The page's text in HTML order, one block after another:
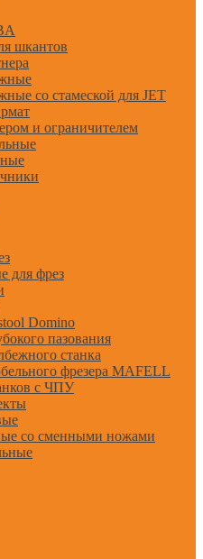
шкантов
со стамеской для JET
и ограничителем
для фрез
Domino
пазования
станка
фрезера MAFELL
с ЧПУ
со сменными ножами